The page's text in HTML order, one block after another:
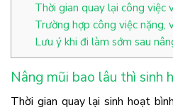
Thời gian quay lại công việc
Trường hợp công việc nặng,
Lưu ý khi đi làm sớm sau
Nâng mũi bao lâu thì sinh
Thời gian quay lại sinh hoạt